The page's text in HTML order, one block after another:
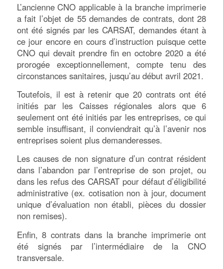
L’ancienne CNO applicable à la branche imprimerie
a fait l’objet de 55 demandes de contrats, dont 28
ont été signés par les CARSAT, demandes étant à
ce jour encore en cours d’instruction puisque cette
CNO qui devait prendre fin en octobre 2020 a été
prorogée exceptionnellement, compte tenu des
circonstances sanitaires, jusqu’au début avril 2021.
Toutefois, il est à retenir que 20 contrats ont été
initiés par les Caisses régionales alors que 6
seulement ont été initiés par les entreprises, ce qui
semble insuffisant, il conviendrait qu’à l’avenir nos
entreprises soient plus demanderesses.
Les causes de non signature d’un contrat résident
dans l’abandon par l’entreprise de son projet, ou
dans les refus des CARSAT pour défaut d’éligibilité
administrative (ex. cotisation non à jour, document
unique d’évaluation non établi, pièces du dossier
non remises).
Enfin, 8 contrats dans la branche imprimerie ont
été signés par l’intermédiaire de la CNO
transversale.